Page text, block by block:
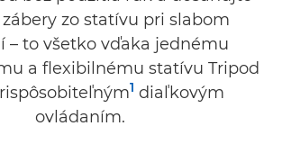
zo statívu pri slabom
– to všetko vďaka jednému
a flexibilnému statívu Tripod
1 diaľkovým
ovládaním.